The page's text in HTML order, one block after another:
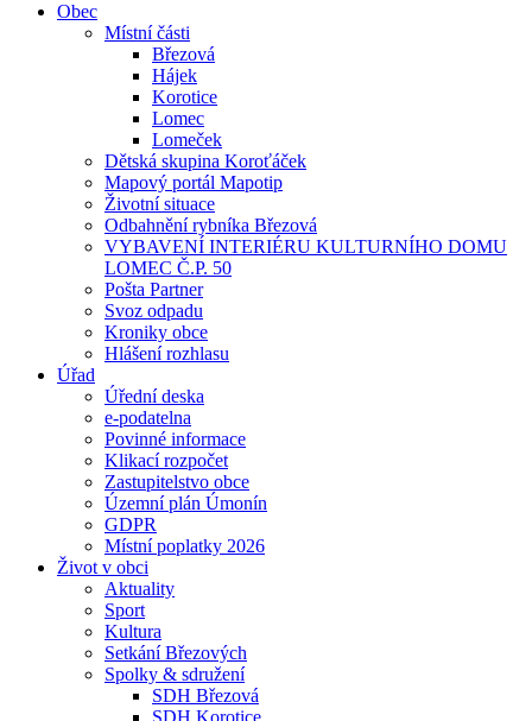
Obec
Místní části
Březová
Hájek
Korotice
Lomec
Lomeček
Dětská skupina Koroťáček
Mapový portál Mapotip
Životní situace
Odbahnění rybníka Březová
VYBAVENÍ INTERIÉRU KULTURNÍHO DOMU
LOMEC Č.P. 50
Pošta Partner
Svoz odpadu
Kroniky obce
Hlášení rozhlasu
Úřad
Úřední deska
e-podatelna
Povinné informace
Klikací rozpočet
Zastupitelstvo obce
Územní plán Úmonín
GDPR
Místní poplatky 2026
Život v obci
Aktuality
Sport
Kultura
Setkání Březových
Spolky & sdružení
SDH Březová
SDH Korotice